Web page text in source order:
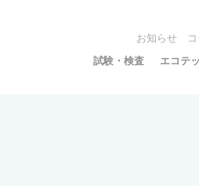
お知らせ
試験・検査 エコテ